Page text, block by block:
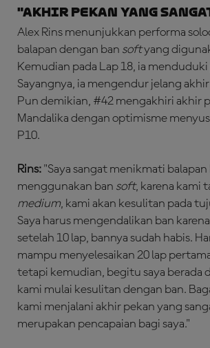
"Akhir Pekan yang
Alex Rins menunjukkan performa
balapan dengan ban softyang
Kemudian pada Lap 18, ia menduduki
Sayangnya, ia mengendur jelang
Pun demikian, #42 mengakhiri akhir
Mandalika dengan optimisme
P10.
Rins: "Saya sangat menikmati balapan
menggunakan ban soft, karena kami
medium, kami akan kesulitan pada
Saya harus mengendalikan ban
setelah 10 lap, bannya sudah habis.
mampu menyelesaikan 20 lap
tetapi kemudian, begitu saya berada
kami mulai kesulitan dengan ban.
kami menjalani akhir pekan yang
merupakan pencapaian bagi saya."